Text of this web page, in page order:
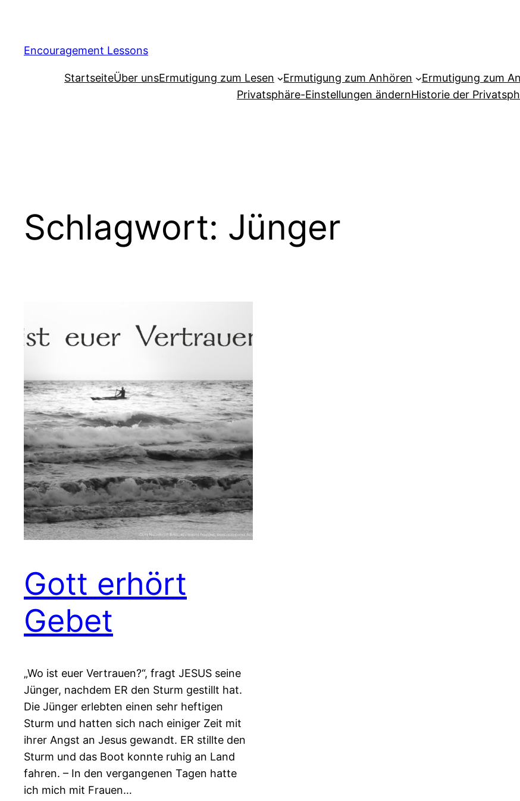
Encouragement Lessons
StartseiteÜber unsErmutigung zum Lesen Ermutigung zum Anhören Ermutigung zum
Privatsphäre-Einstellungen ändernHistorie der
Schlagwort: Jünger
Gott erhört
Gebet
„Wo ist euer Vertrauen?“, fragt JESUS seine
Jünger, nachdem ER den Sturm gestillt hat.
Die Jünger erlebten einen sehr heftigen
Sturm und hatten sich nach einiger Zeit mit
ihrer Angst an Jesus gewandt. ER stillte den
Sturm und das Boot konnte ruhig an Land
fahren. – In den vergangenen Tagen hatte
ich mich mit Frauen…